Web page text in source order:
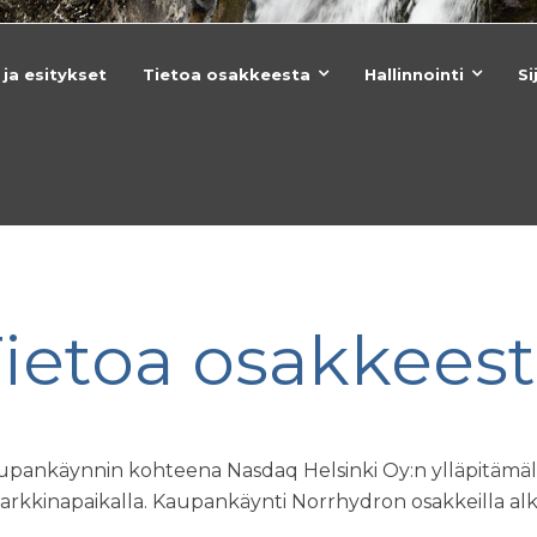
esitykset Tietoa osakkeesta Hallinnointi
kohteena Nasdaq Helsinki Oy:n
Kaupankäynti Norrhydron osakkeilla